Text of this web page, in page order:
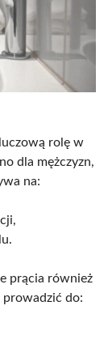
rolę w
dla mężczyzn,
na:
prącia również
prowadzić do: